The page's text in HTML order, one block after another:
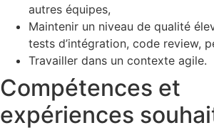
autres équipes,
Maintenir un niveau de qualité
tests d’intégration, code review,
Travailler dans un contexte agile.
Compétences et
expériences